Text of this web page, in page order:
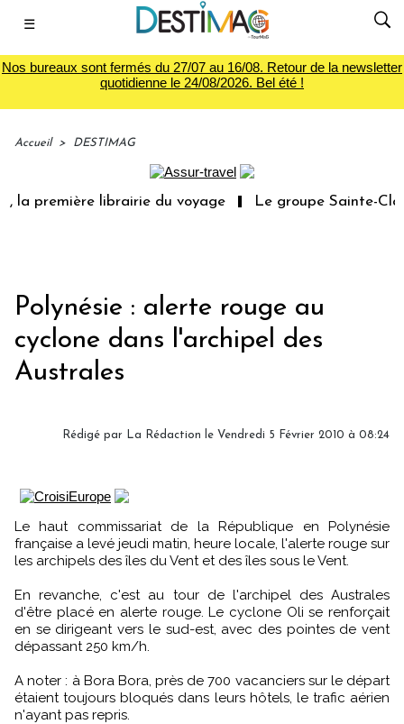
☰
Nos bureaux sont fermés du 27/07 au 16/08. Retour de la newsletter
quotidienne le 24/08/2026. Bel été !
Accueil > DESTIMAG
première librairie du voyage Le groupe Sainte-
Polynésie : alerte rouge au
cyclone dans l'archipel des
Australes
Rédigé par La Rédaction le Vendredi 5 Février 2010 à 08:24
Le haut commissariat de la République en Polynésie
française a levé jeudi matin, heure locale, l'alerte rouge sur
les archipels des îles du Vent et des îles sous le Vent.
En revanche, c'est au tour de l'archipel des Australes
d'être placé en alerte rouge. Le cyclone Oli se renforçait
en se dirigeant vers le sud-est, avec des pointes de vent
dépassant 250 km/h.
A noter : à Bora Bora, près de 700 vacanciers sur le départ
étaient toujours bloqués dans leurs hôtels, le trafic aérien
n'ayant pas repris.